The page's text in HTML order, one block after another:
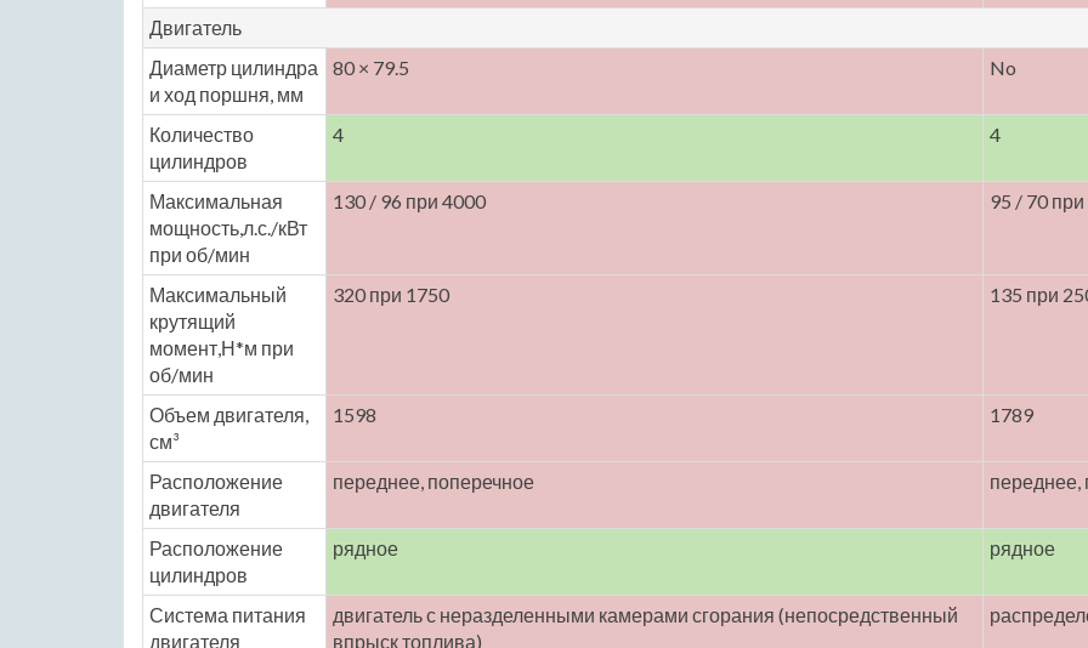
Двигатель
Диаметр цилиндра
и ход поршня, мм
80 × 79.5 No
Количество
цилиндров
4 4
Максимальная
мощность,л.с./кВт
при об/мин
130 / 96 при 4000 95 / 70
Максимальный
крутящий
момент,Н*м при
об/мин
320 при 1750 135 при
Объем двигателя,
см³
1598 1789
Расположение
двигателя
переднее, поперечное переднее,
Расположение
цилиндров
рядное рядное
Система питания
двигателя
двигатель с неразделенными камерами сгорания (непосредственный
впрыск топлива)